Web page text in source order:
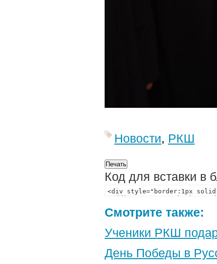
Новости, РКШ
Код для вставки в
Смотрите также:
Ученики РКШ
День Победы в